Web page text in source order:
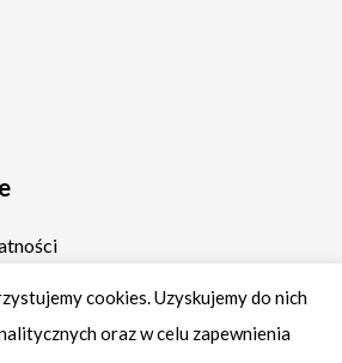
cookies. Uzyskujemy do nich
oraz w celu zapewnienia